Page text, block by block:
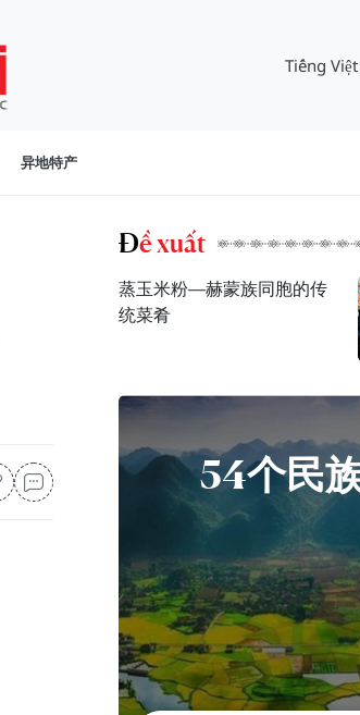
Tiếng Việt
异地特产
Đề xuất
蒸玉米粉—赫蒙族同胞的传
统菜肴
54个民